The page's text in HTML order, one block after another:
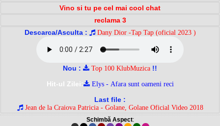
Vino si tu pe cel mai cool chat
reclama 3
Descarca/Asculta :
Dany Dior -Tap Tap (oficial 2023 )
Nou : Top 100 KlubMuzica !!
Hit-ul Zilei:
Elys - Afara sunt oameni reci
Last file :
Jean de la Craiova Patricia - Golane, Golane Oficial Video 2018
Schimbă Aspect: